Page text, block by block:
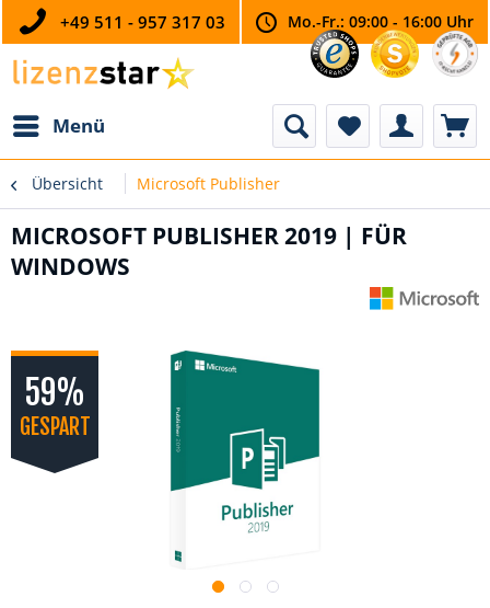
+49 511 - 957 317 03 Mo.-Fr.: 09:00 - 16:00 Uhr
Menü
Übersicht Microsoft Publisher
MICROSOFT PUBLISHER 2019 | FÜR
WINDOWS
59%
GESPART